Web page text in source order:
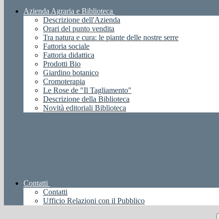
Azienda Agraria e Biblioteca
Descrizione dell'Azienda
Orari del punto vendita
Tra natura e cura: le piante delle nostre serre
Fattoria sociale
Fattoria didattica
Prodotti Bio
Giardino botanico
Cromoterapia
Le Rose de "Il Tagliamento"
Descrizione della Biblioteca
Novità editoriali Biblioteca
Contatti
Contatti
Ufficio Relazioni con il Pubblico